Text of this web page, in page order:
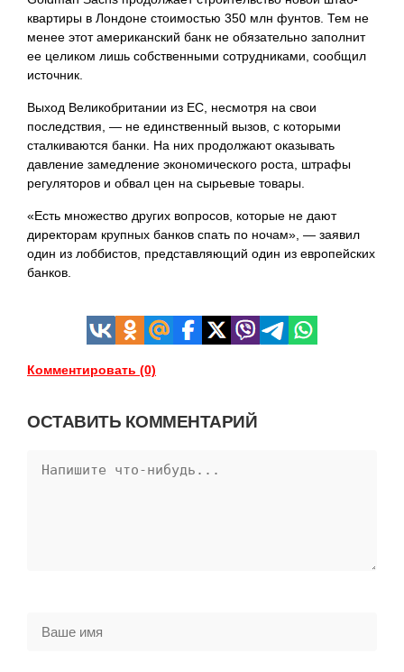
квартиры в Лондоне стоимостью 350 млн фунтов. Тем не
менее этот американский банк не обязательно заполнит
ее целиком лишь собственными сотрудниками, сообщил
источник.
Выход Великобритании из ЕС, несмотря на свои
последствия, — не единственный вызов, с которыми
сталкиваются банки. На них продолжают оказывать
давление замедление экономического роста, штрафы
регуляторов и обвал цен на сырьевые товары.
«Есть множество других вопросов, которые не дают
директорам крупных банков спать по ночам», — заявил
один из лоббистов, представляющий один из европейских
банков.
Комментировать (0)
ОСТАВИТЬ КОММЕНТАРИЙ